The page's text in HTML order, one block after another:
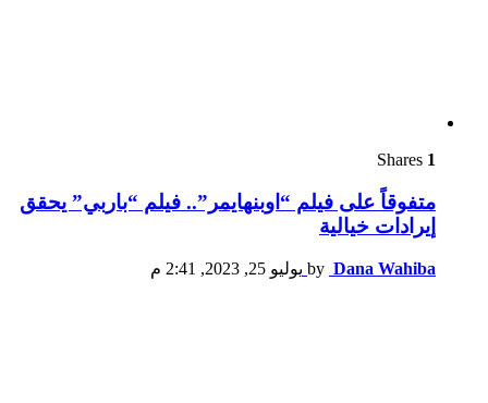
1
متفوقاً على فيلم “اوبنهايمر”.. فيلم “باربي” يحقق
إيرادات خيالية
by Dana Wahiba يوليو 25, 2023, 2:41 م